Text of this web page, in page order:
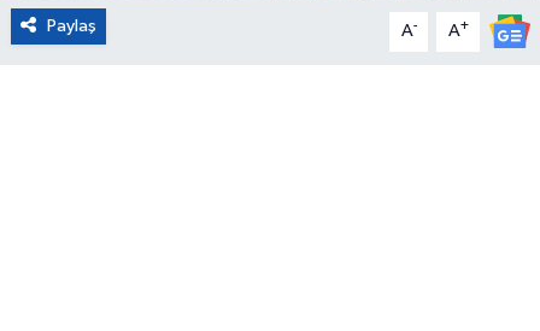
Paylaş A- A+
Çevre